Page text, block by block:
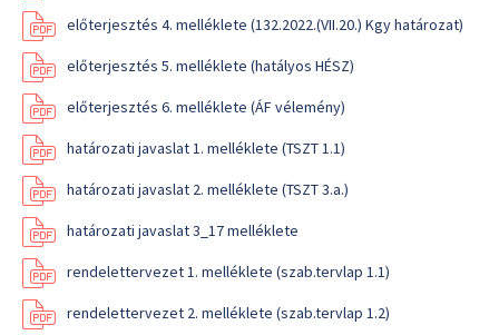
előterjesztés 4. melléklete (132.2022.(VII.20.) Kgy határozat)
előterjesztés 5. melléklete (hatályos HÉSZ)
előterjesztés 6. melléklete (ÁF vélemény)
határozati javaslat 1. melléklete (TSZT 1.1)
határozati javaslat 2. melléklete (TSZT 3.a.)
határozati javaslat 3_17 melléklete
rendelettervezet 1. melléklete (szab.tervlap 1.1)
rendelettervezet 2. melléklete (szab.tervlap 1.2)